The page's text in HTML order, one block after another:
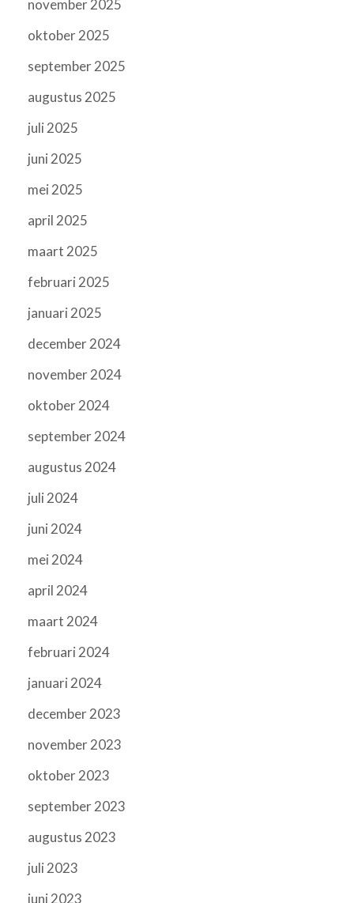
november 2025
oktober 2025
september 2025
augustus 2025
juli 2025
juni 2025
mei 2025
april 2025
maart 2025
februari 2025
januari 2025
december 2024
november 2024
oktober 2024
september 2024
augustus 2024
juli 2024
juni 2024
mei 2024
april 2024
maart 2024
februari 2024
januari 2024
december 2023
november 2023
oktober 2023
september 2023
augustus 2023
juli 2023
juni 2023